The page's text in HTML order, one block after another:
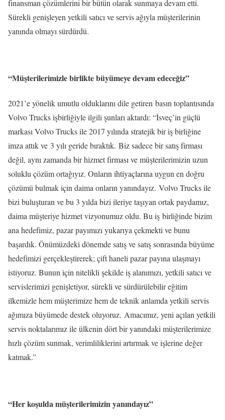
finansman çözümlerini bir bütün olarak sunmaya devam etti.
Sürekli genişleyen yetkili satıcı ve servis ağıyla müşterilerinin
yanında olmayı sürdürdü.
“Müşterilerimizle birlikte büyümeye devam edeceğiz”
2021’e yönelik umutlu olduklarını dile getiren basın toplantısında
Volvo Trucks işbirliğiyle ilgili şunları aktardı: “İsveç’in güçlü
markası Volvo Trucks ile 2017 yılında stratejik bir iş birliğine
imza attık ve 3 yılı geride bıraktık. Biz sadece bir satış firması
değil, aynı zamanda bir hizmet firması ve müşterilerimizin uzun
soluklu çözüm ortağıyız. Onların ihtiyaçlarına uygun en doğru
çözümü bulmak için daima onların yanındayız. Volvo Trucks ile
bizi buluşturan ve bu 3 yılda bizi ileriye taşıyan ortak paydamız,
daima müşteriye hizmet vizyonumuz oldu. Bu iş birliğinde bizim
ana hedefimiz, pazar payımızı yukarıya çekmekti ve bunu
başardık. Önümüzdeki dönemde satış ve satış sonrasında büyüme
hedefimizi gerçekleştirerek; çift haneli pazar payına ulaşmayı
istiyoruz. Bunun için nitelikli şekilde iş alanımızı, yetkili satıcı ve
servislerimizi genişletiyor, sürekli ve sürdürülebilir eğitim
ilkemizle hem müşterimize hem de teknik anlamda yetkili servis
ağımıza büyümede destek oluyoruz. Amacımız, yeni açılan yetkili
servis noktalarımız ile ülkenin dört bir yanındaki müşterilerimize
hızlı çözüm sunmak, verimliliklerini artırmak ve işlerine değer
katmak.”
“Her koşulda müşterilerimizin yanındayız”